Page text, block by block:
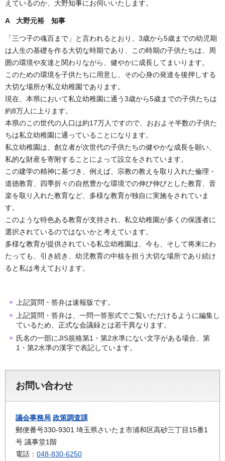
えているのか、大野知事にお伺いいたします。
A 大野元裕 知事
「三つ子の魂百まで」と言われるとおり、3歳から5歳までの幼児期
は人生の基礎を作る大切な時期であり、この時期の子供たちは、周
囲の環境や友達と関わりながら、健やかに成長してまいります。
このための環境を子供たちに用意し、その心身の発達を後押しする
大切な場所が私立幼稚園であります。
現在、本県において私立幼稚園に通う3歳から5歳までの子供たちは
約8万人に上ります。
本県のこの世代の人口は約17万人ですので、おおよそ半数の子供た
ちは私立幼稚園に通っていることになります。
私立幼稚園は、創立者が次世代の子供たちの健やかな成長を願い、
私的な財産を寄附することによって設立をされています。
この建学の精神に基づき、例えば、宗教の教えを取り入れた倫理・
道徳教育、四季折々の自然豊かな環境での伸び伸びとした教育、音
楽を取り入れた教育など、多様な教育が独自に実施をされていま
す。
このような特色ある教育が支持され、私立幼稚園が多くの保護者に
選択されているのではないかと考えています。
多様な教育が提供されている私立幼稚園は、今も、そして将来にわ
たっても、引き続き、幼児教育の中核を担う大切な場所であり続け
ると私は考えております。
上記質問・答弁は速報版です。
上記質問・答弁は、一問一答形式でご覧いただけるように編集し
ているため、正式な会議録とは若干異なります。
氏名の一部にJIS規格第1・第2水準にない文字がある場合、第
1・第2水準の漢字で表記しています。
お問い合わせ
議会事務局 政策調査課
郵便番号330-9301 埼玉県さいたま市浦和区高砂三丁目15番1
号 議事堂1階
電話： 048-830-6250